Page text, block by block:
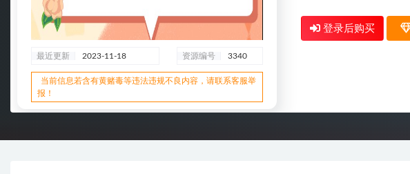
最近更新 2023-11-18 资源编号 3340
当前信息若含有黄赌毒等违法违规不良内容，请联系客服举
报！
登录后购买